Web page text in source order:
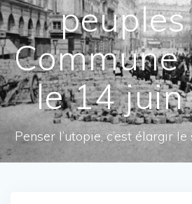
Commune
le 14
Penser l’utopie, c’est élargir